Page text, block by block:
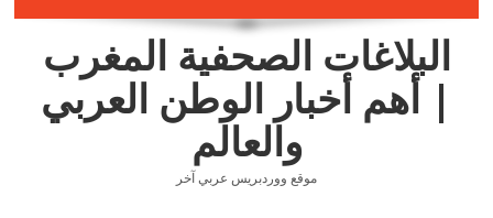
البلاغات الصحفية المغرب
| أهم أخبار الوطن العربي
والعالم
موقع ووردبريس عربي آخر